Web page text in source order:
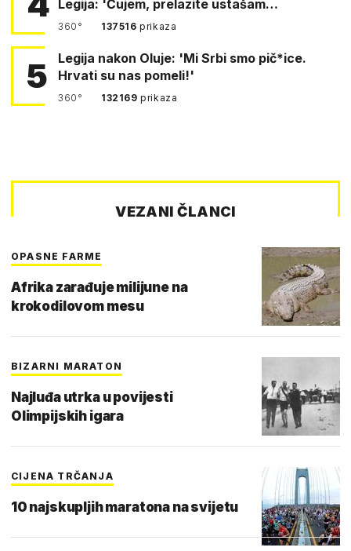
Legija: 'Čujem, prelazite ustašam…
360° 137516prikaza
5
Legija nakon Oluje: 'Mi Srbi smo pič*ice.
Hrvati su nas pomeli!'
360° 132169prikaza
VEZANI ČLANCI
OPASNE FARME
Afrika zarađuje milijune na
krokodilovom mesu
BIZARNI MARATON
Najluđa utrka u povijesti
Olimpijskih igara
CIJENA TRČANJA
10 najskupljih maratona na svijetu